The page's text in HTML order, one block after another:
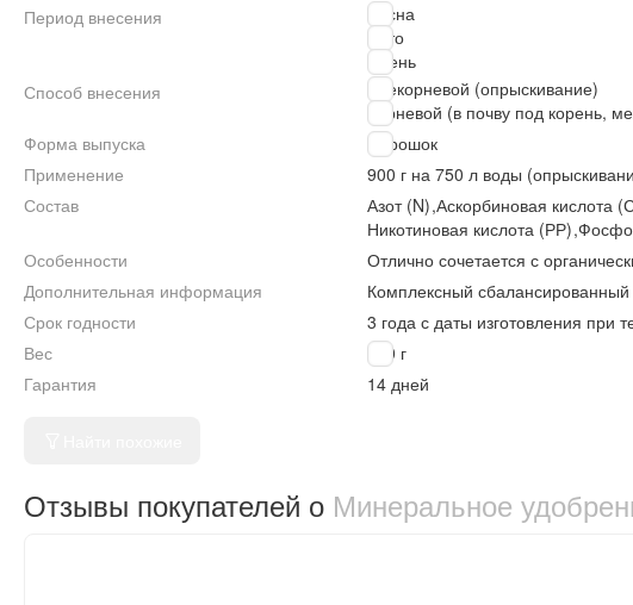
Период внесения
Весна
Лето
Осень
Способ внесения
Внекорневой (опрыскивание)
Корневой (в почву под корень,
Форма выпуска
Порошок
Применение
900 г на 750 л воды
Состав
Азот (N),Аскорбиновая кислота
Никотиновая кислота (РР),
Особенности
Отлично сочетается с
Дополнительная информация
Комплексный сбалансированный
Срок годности
3 года с даты изготовления при
Вес
900 г
Гарантия
14 дней
Отзывы покупателей о Минеральное